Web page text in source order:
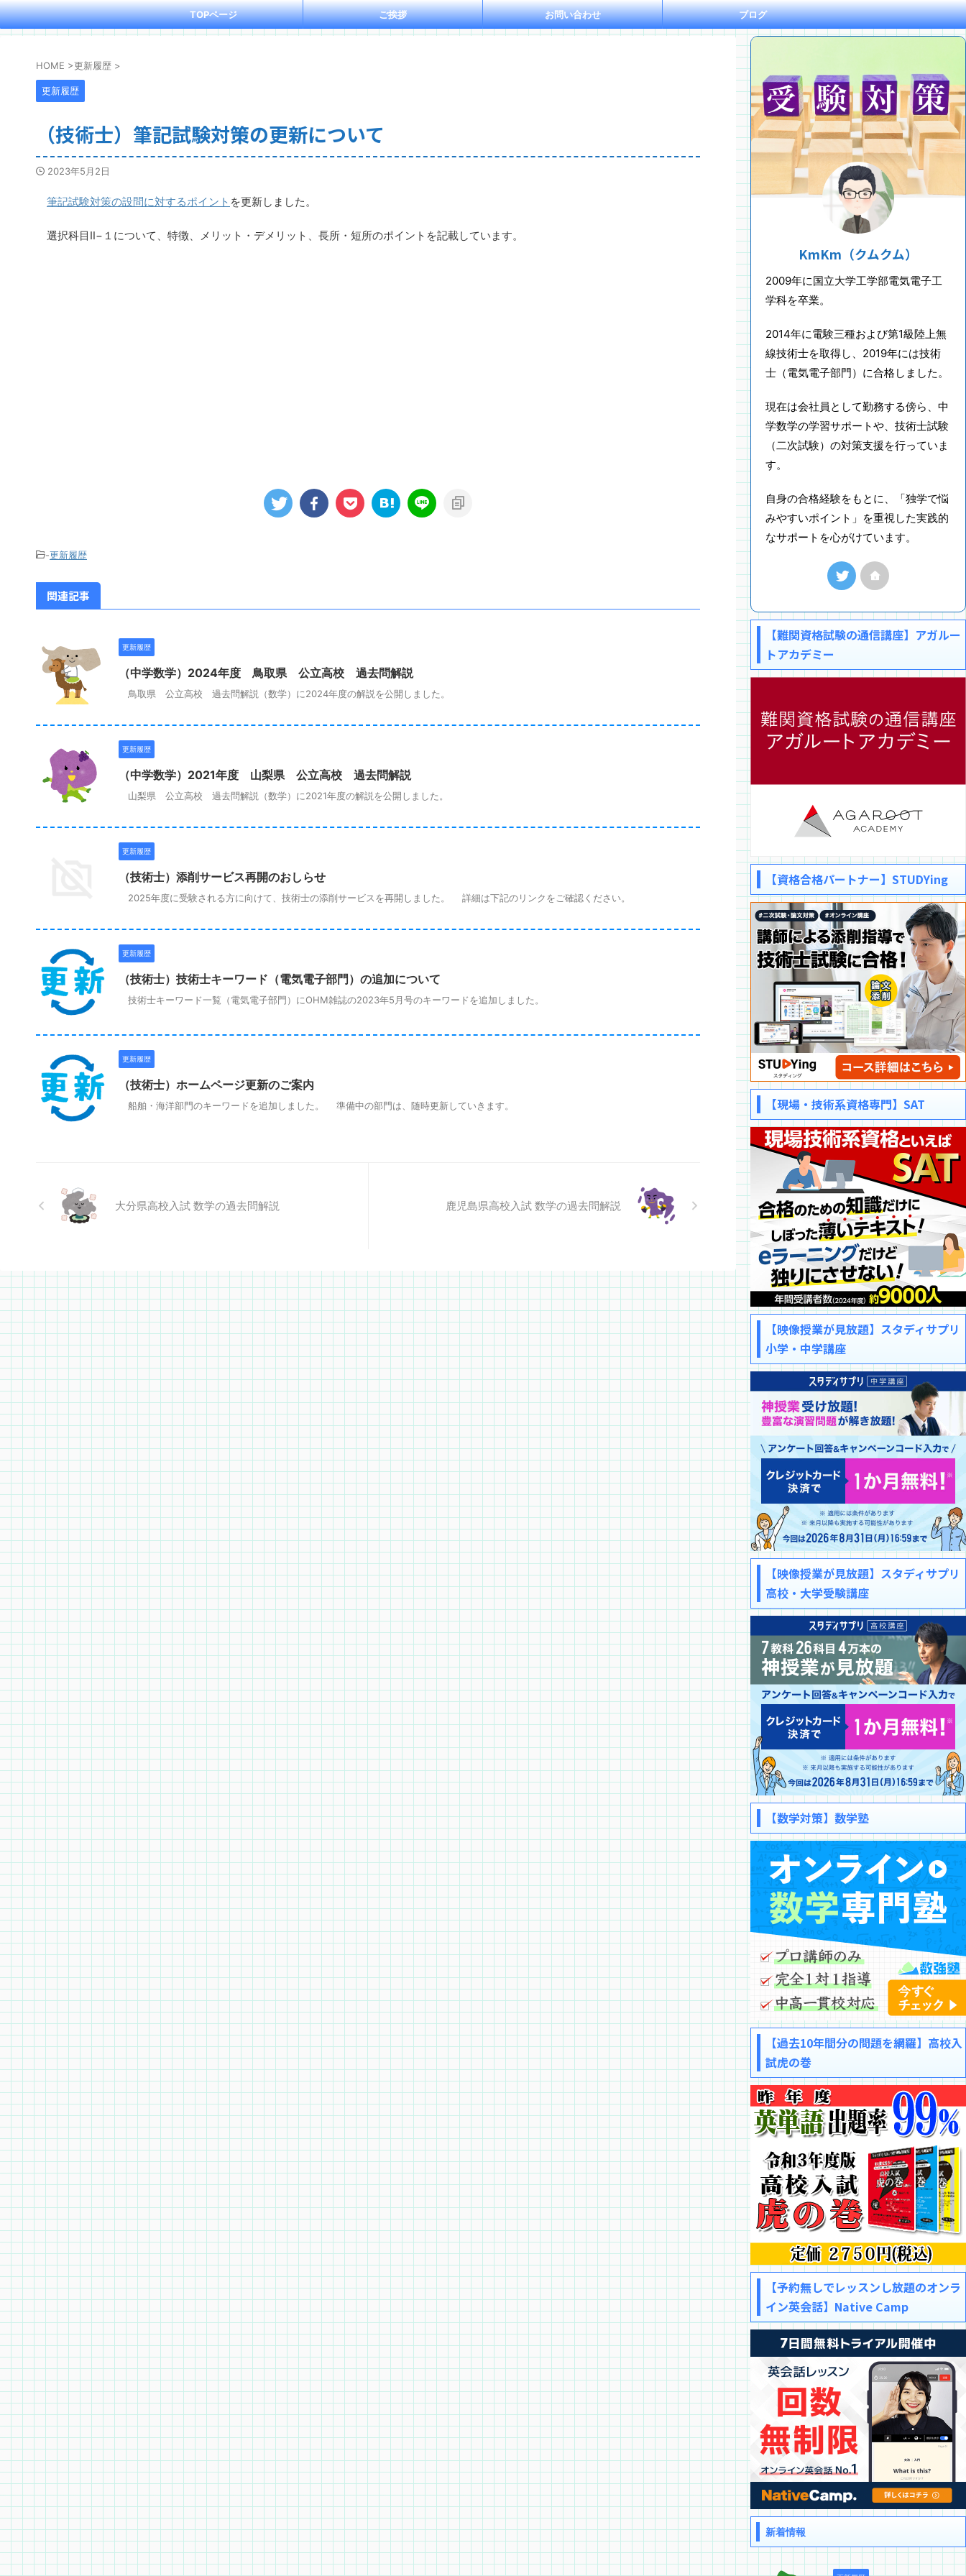
TOPページ ご挨拶 お問い合わせ ブログ
HOME >更新履歴 >
更新履歴
（技術士）筆記試験対策の更新について
2023年5月2日
筆記試験対策の設問に対するポイント を更新しました。
選択科目Ⅱ−１について、特徴、メリット・デメリット、長所・短所のポイントを記載しています。
-更新履歴
関連記事
更新履歴
（中学数学）2024年度 鳥取県 公立高校 過去問解説
鳥取県 公立高校 過去問解説（数学）に2024年度の解説を公開しました。
更新履歴
（中学数学）2021年度 山梨県 公立高校 過去問解説
山梨県 公立高校 過去問解説（数学）に2021年度の解説を公開しました。
更新履歴
（技術士）添削サービス再開のおしらせ
2025年度に受験される方に向けて、技術士の添削サービスを再開しました。 詳細は下記のリンクをご確認ください。
更新履歴
（技術士）技術士キーワード（電気電子部門）の追加について
技術士キーワード一覧（電気電子部門）にOHM雑誌の2023年5月号のキーワードを追加しました。
更新履歴
（技術士）ホームページ更新のご案内
船舶・海洋部門のキーワードを追加しました。 準備中の部門は、随時更新していきます。
大分県高校入試 数学の過去問解説 鹿児島県高校入試 数学の過去問解説
KmKm（クムクム）
2009年に国立大学工学部電気電子工
学科を卒業。
2014年に電験三種および第1級陸上無
線技術士を取得し、2019年には技術
士（電気電子部門）に合格しました。
現在は会社員として勤務する傍ら、中
学数学の学習サポートや、技術士試験
（二次試験）の対策支援を行っていま
す。
自身の合格経験をもとに、「独学で悩
みやすいポイント」を重視した実践的
なサポートを心がけています。
【難関資格試験の通信講座】アガルー
トアカデミー
【資格合格パートナー】STUDYing
【現場・技術系資格専門】SAT
【映像授業が見放題】スタディサプリ
小学・中学講座
【映像授業が見放題】スタディサプリ
高校・大学受験講座
【数学対策】数学塾
【過去10年間分の問題を網羅】高校入
試虎の巻
【予約無しでレッスンし放題のオンラ
イン英会話】Native Camp
新着情報